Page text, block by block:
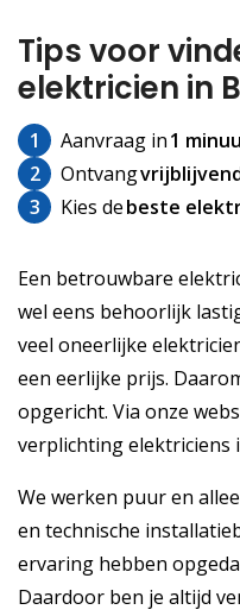
Tips voor
elektricien in
1 Aanvraag in1
2
Ontvang
3
Kies debeste
Een betrouwbare
wel eens behoorlijk
veel oneerlijke
een eerlijke prijs.
opgericht. Via onze
verplichting elektriciens
We werken puur en
en technische
ervaring hebben
Daardoor ben je altijd